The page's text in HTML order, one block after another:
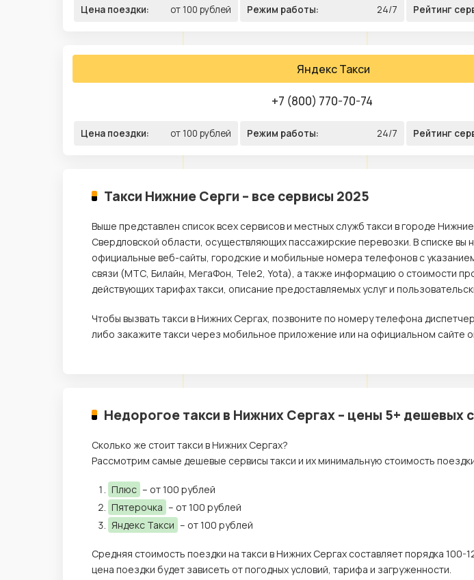
Цена поездки: от 100 рублей Режим работы: 24/7 Рейтинг
Яндекс Такси
+7 (800) 770-70-74
Цена поездки: от 100 рублей Режим работы: 24/7 Рейтинг
Такси Нижние Серги – все сервисы 2025
Выше представлен список всех сервисов и местных служб такси в городе
Свердловской области, осуществляющих пассажирские перевозки. В списке вы
официальные веб-сайты, городские и мобильные номера телефонов с
связи (МТС, Билайн, МегаФон, Tele2, Yota), а также информацию о стоимости
действующих тарифах такси, описание предоставляемых услуг и
Чтобы вызвать такси в Нижних Сергах, позвоните по номеру телефона
либо закажите такси через мобильное приложение или на официальном сайте
Недорогое такси в Нижних Сергах – цены 5+ дешевых
Сколько же стоит такси в Нижних Сергах?
Рассмотрим самые дешевые сервисы такси и их минимальную стоимость
Плюс – от 100 рублей
Пятерочка – от 100 рублей
Яндекс Такси – от 100 рублей
Средняя стоимость поездки на такси в Нижних Сергах составляет порядка 100-
цена поездки будет зависеть от погодных условий, тарифа и загруженности.